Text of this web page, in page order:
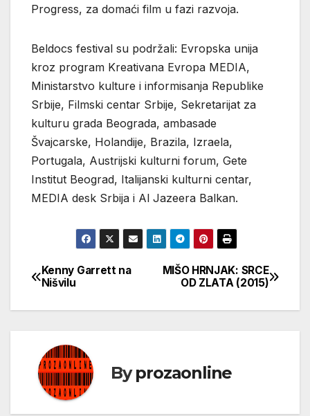
Progress, za domaći film u fazi razvoja.
Beldocs festival su podržali: Evropska unija
kroz program Kreativana Evropa MEDIA,
Ministarstvo kulture i informisanja Republike
Srbije, Filmski centar Srbije, Sekretarijat za
kulturu grada Beograda, ambasade
Švajcarske, Holandije, Brazila, Izraela,
Portugala, Austrijski kulturni forum, Gete
Institut Beograd, Italijanski kulturni centar,
MEDIA desk Srbija i Al Jazeera Balkan.
Кретање
чланка
MIŠO HRNJAK: SRCE
OD ZLATA (2015)
Kenny Garrett na
Nišvilu
Byprozaonline